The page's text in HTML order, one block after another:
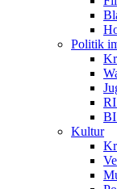
Politik
Kultur